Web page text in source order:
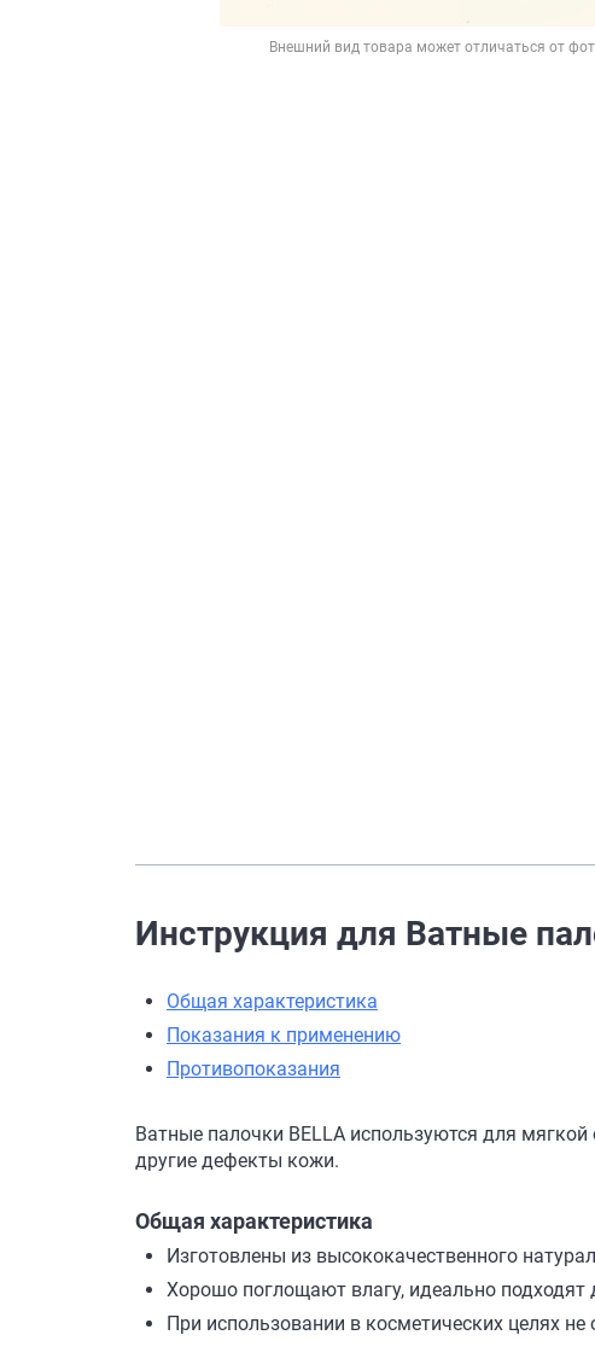
Внешний вид товара может отличаться от
Инструкция для Ватные
Общая характеристика
Показания к применению
Противопоказания
Ватные палочки BELLA используются для
другие дефекты кожи.
Общая характеристика
Изготовлены из высококачественного
Хорошо поглощают влагу, идеально подходят
При использовании в косметических целях